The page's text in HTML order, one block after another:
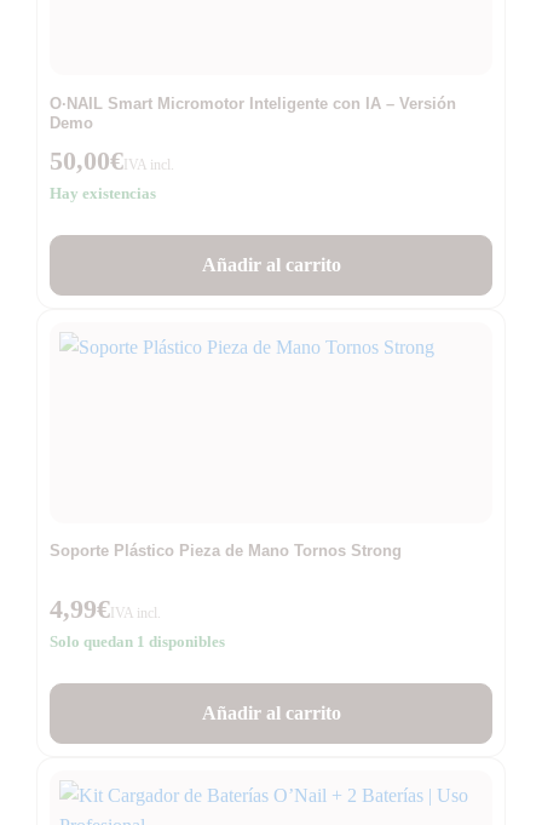
O·NAIL Smart Micromotor Inteligente con IA – Versión
Demo
50,00€IVA incl.
Hay existencias
Añadir al carrito
Soporte Plástico Pieza de Mano Tornos Strong
4,99€IVA incl.
Solo quedan 1 disponibles
Añadir al carrito